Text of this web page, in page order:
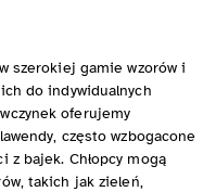
szerokiej gamie wzorów i
do indywidualnych
oferujemy
często wzbogacone
z bajek. Chłopcy mogą
takich jak zieleń,